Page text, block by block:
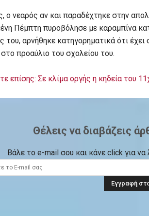
ο νεαρός αν και παραδέχτηκε στην
Πέμπτη πυροβόλησε με καραμπίνα
του, αρνήθηκε κατηγορηματικά ότι
προαύλιο του σχολείου του.
επίσης: Σε κλίμα οργής η κηδεία του
Θέλεις να διαβάζεις
Βάλε το e-mail σου και κάνε click για